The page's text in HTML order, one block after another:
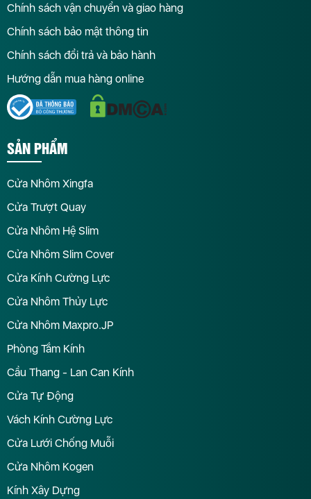
Chính sách vận chuyển và giao hàng
Chính sách bảo mật thông tin
Chính sách đổi trả và bảo hành
Hướng dẫn mua hàng online
SẢN PHẨM
Cửa Nhôm Xingfa
Cửa Trượt Quay
Cửa Nhôm Hệ Slim
Cửa Nhôm Slim Cover
Cửa Kính Cường Lực
Cửa Nhôm Thủy Lực
Cửa Nhôm Maxpro.JP
Phòng Tắm Kính
Cầu Thang - Lan Can Kính
Cửa Tự Động
Vách Kính Cường Lực
Cửa Lưới Chống Muỗi
Cửa Nhôm Kogen
Kính Xây Dựng